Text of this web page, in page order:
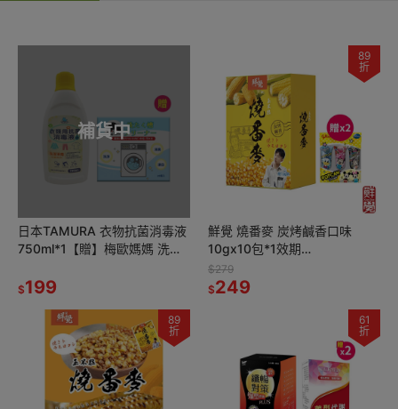
補貨中
日本TAMURA 衣物抗菌消毒液
750ml*1【贈】梅歐媽媽 洗衣
$199
89
折
鮮覺 燒番麥 炭烤鹹香口味
10gx10包*1效期
26.11.16【贈】Glico 格力高
Popcan造型棒棒糖3入組*2
$279
$249
89
折
61
折